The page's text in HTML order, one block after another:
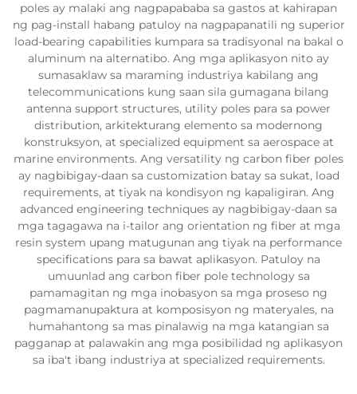
poles ay malaki ang nagpapababa sa gastos at kahirapan
ng pag-install habang patuloy na nagpapanatili ng superior
load-bearing capabilities kumpara sa tradisyonal na bakal o
aluminum na alternatibo. Ang mga aplikasyon nito ay
sumasaklaw sa maraming industriya kabilang ang
telecommunications kung saan sila gumagana bilang
antenna support structures, utility poles para sa power
distribution, arkitekturang elemento sa modernong
konstruksyon, at specialized equipment sa aerospace at
marine environments. Ang versatility ng carbon fiber poles
ay nagbibigay-daan sa customization batay sa sukat, load
requirements, at tiyak na kondisyon ng kapaligiran. Ang
advanced engineering techniques ay nagbibigay-daan sa
mga tagagawa na i-tailor ang orientation ng fiber at mga
resin system upang matugunan ang tiyak na performance
specifications para sa bawat aplikasyon. Patuloy na
umuunlad ang carbon fiber pole technology sa
pamamagitan ng mga inobasyon sa mga proseso ng
pagmamanupaktura at komposisyon ng materyales, na
humahantong sa mas pinalawig na mga katangian sa
pagganap at palawakin ang mga posibilidad ng aplikasyon
sa iba't ibang industriya at specialized requirements.